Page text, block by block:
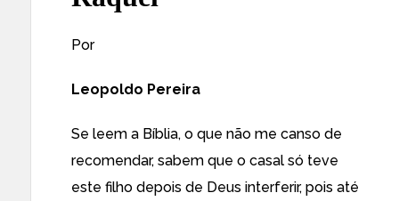
Por
Leopoldo Pereira
Se leem a Bíblia, o que não me canso de
recomendar, sabem que o casal só teve
este filho depois de Deus interferir, pois até